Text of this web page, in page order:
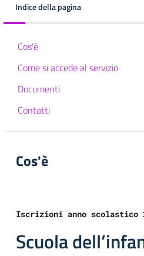
Indice della pagina
Cos'è
Come si accede al servizio
Documenti
Contatti
Cos'è
Iscrizioni anno scolastico
Scuola